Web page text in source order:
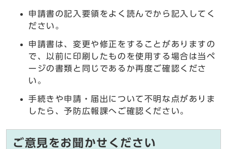
申請書の記入要領をよく読んでから記入してく
ださい。
申請書は、変更や修正をすることがありますの
で、以前に印刷したものを使用する場合は当ペ
ージの書類と同じであるか再度ご確認くださ
い。
手続きや申請・届出について不明な点がありま
したら、予防広報課へご確認ください。
ご意見をお聞かせください